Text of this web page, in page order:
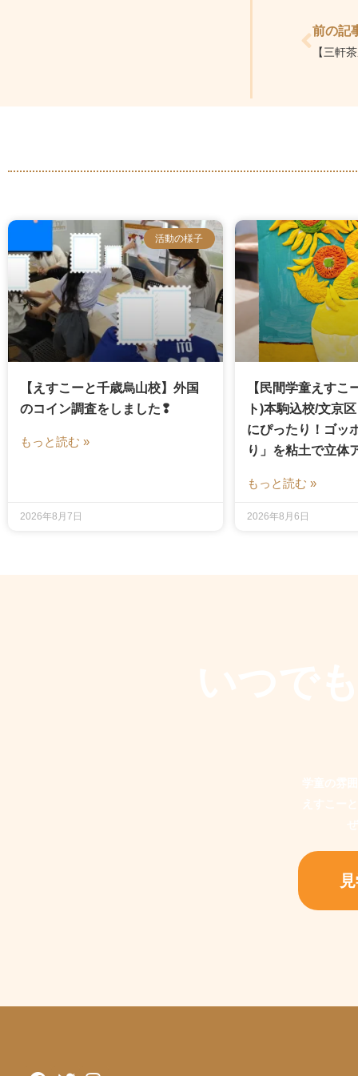
前の記
【三軒
活動の様子
【えすこーと千歳烏山校】外国
のコイン調査をしました❢
もっと読む »
2026年8月7日
【民間学童えすこ
ト)本駒込校/文京
にぴったり！ゴッ
り」を粘土で立体
もっと読む »
2026年8月6日